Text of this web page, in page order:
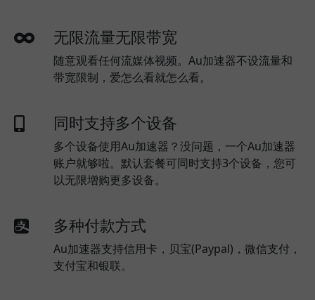
无限流量无限带宽
随意观看任何流媒体视频。Au加速器不设流量和
带宽限制，爱怎么看就怎么看。
同时支持多个设备
多个设备使用Au加速器？没问题，一个Au加速器
账户就够啦。默认套餐可同时支持3个设备，您可
以无限增购更多设备。
多种付款方式
Au加速器支持信用卡，贝宝(Paypal)，微信支付，
支付宝和银联。